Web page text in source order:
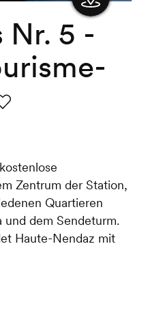
Nr. 5 -
Zentrum der Station,
Quartieren
und dem Sendeturm.
Haute-Nendaz mit